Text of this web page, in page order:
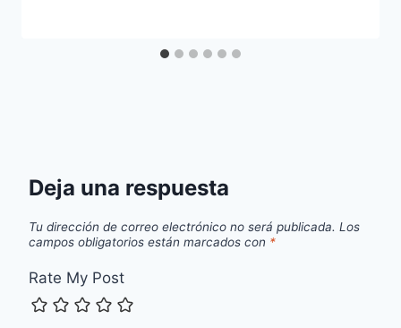
Deja una respuesta
Tu dirección de correo electrónico no será publicada. Los
campos obligatorios están marcados con *
Rate My Post